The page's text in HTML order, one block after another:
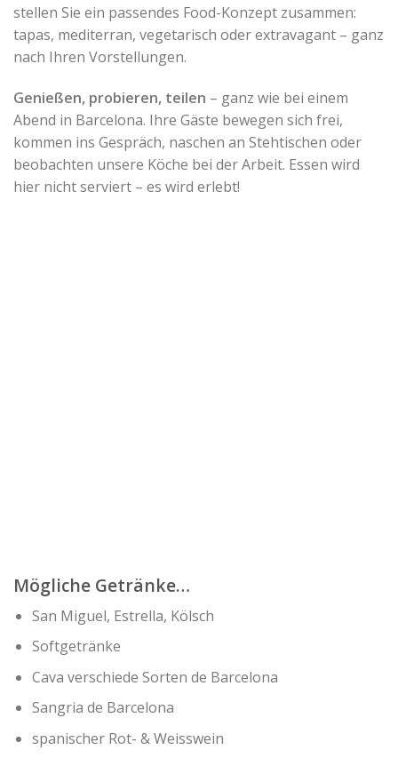
stellen Sie ein passendes Food-Konzept zusammen:
tapas, mediterran, vegetarisch oder extravagant – ganz
nach Ihren Vorstellungen.
Genießen, probieren, teilen – ganz wie bei einem
Abend in Barcelona. Ihre Gäste bewegen sich frei,
kommen ins Gespräch, naschen an Stehtischen oder
beobachten unsere Köche bei der Arbeit. Essen wird
hier nicht serviert – es wird erlebt!
Mögliche Getränke…
San Miguel, Estrella, Kölsch
Softgetränke
Cava verschiede Sorten de Barcelona
Sangria de Barcelona
spanischer Rot- & Weisswein